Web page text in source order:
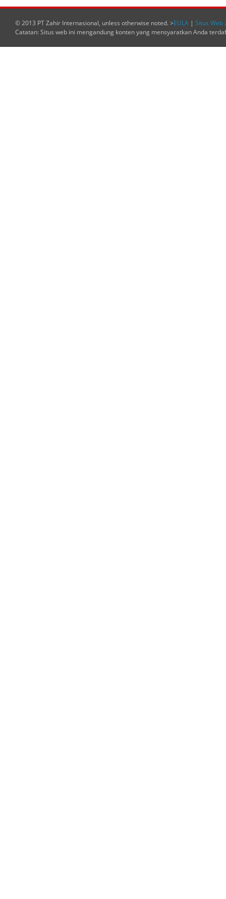
© 2013 PT Zahir Internasional, unless otherwise noted. >EULA | Situs Web
Catatan: Situs web ini mengandung konten yang mensyaratkan Anda